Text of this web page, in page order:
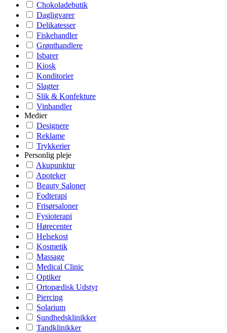
Chokoladebutik
Dagligvarer
Delikatesser
Fiskehandler
Grønthandlere
Isbarer
Kiosk
Konditorier
Slagter
Slik & Konfekture
Vinhandler
Medier
Designere
Reklame
Trykkerier
Personlig pleje
Akupunktur
Apoteker
Beauty Saloner
Fodterapi
Frisørsaloner
Fysioterapi
Hørecenter
Helsekost
Kosmetik
Massage
Medical Clinic
Optiker
Ortopædisk Udstyr
Piercing
Solarium
Sundhedsklinikker
Tandklinikker